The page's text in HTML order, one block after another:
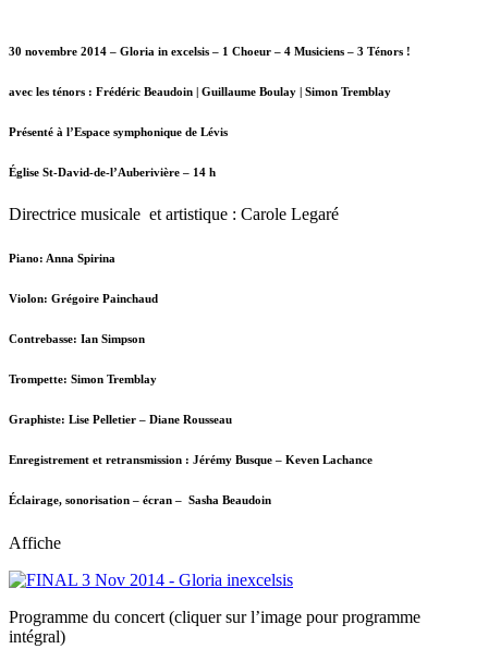
30 novembre 2014 – Gloria in excelsis – 1 Choeur – 4 Musiciens – 3 Ténors !
avec les ténors : Frédéric Beaudoin | Guillaume Boulay | Simon Tremblay
Présenté à l’Espace symphonique de Lévis
Église St-David-de-l’Auberivière – 14 h
Directrice musicale et artistique : Carole Legaré
Piano: Anna Spirina
Violon: Grégoire Painchaud
Contrebasse: Ian Simpson
Trompette: Simon Tremblay
Graphiste: Lise Pelletier – Diane Rousseau
Enregistrement et retransmission : Jérémy Busque – Keven Lachance
Éclairage, sonorisation – écran – Sasha Beaudoin
Affiche
Programme du concert (cliquer sur l’image pour programme
intégral)